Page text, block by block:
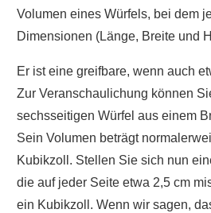
Volumen eines Würfels, bei dem
Dimensionen (Länge, Breite und
Er ist eine greifbare, wenn auch
Zur Veranschaulichung können
sechsseitigen Würfel aus einem
Sein Volumen beträgt
Kubikzoll. Stellen Sie sich nun
die auf jeder Seite etwa 2,5 cm
ein Kubikzoll. Wenn wir sagen,